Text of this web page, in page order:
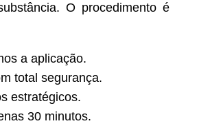
O procedimento é
a aplicação.
total segurança.
estratégicos.
30 minutos.